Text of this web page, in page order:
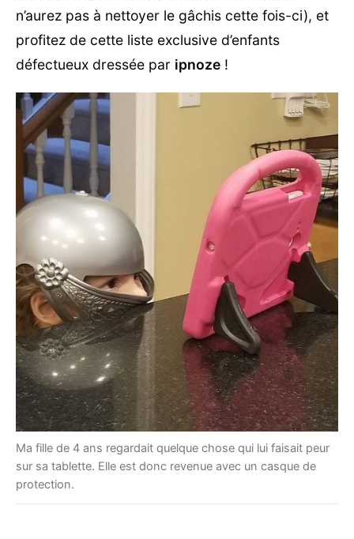
n’aurez pas à nettoyer le gâchis cette fois-ci), et
profitez de cette liste exclusive d’enfants
défectueux dressée par ipnoze !
Ma fille de 4 ans regardait quelque chose qui lui faisait peur
sur sa tablette. Elle est donc revenue avec un casque de
protection.